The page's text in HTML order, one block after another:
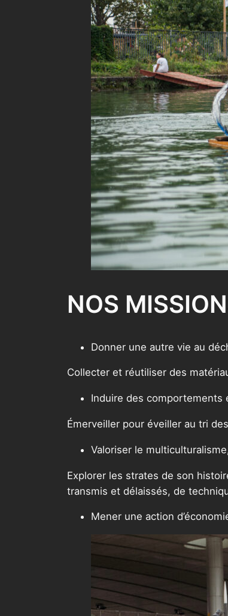
NOS
Donner une autre vie au
Collecter et réutiliser des
Induire des comportements
Émerveiller pour éveiller au tri
Valoriser le
Explorer les strates de son
transmis et délaissés, de
Mener une action